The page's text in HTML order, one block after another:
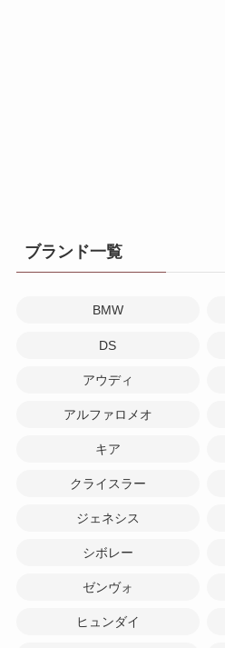
ブランド一覧
BMW
DS
アウディ
アルファロメオ
キア
クライスラー
ジェネシス
シボレー
ゼンヴォ
ヒュンダイ